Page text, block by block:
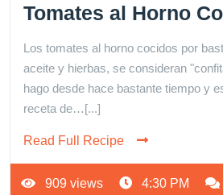
Tomates al Horno
Los tomates al horno cocidos por
aceite y hierbas, se consideran
hago desde hace bastante tiempo y
receta de…[...]
Read Full Recipe
909 views 4:30 PM